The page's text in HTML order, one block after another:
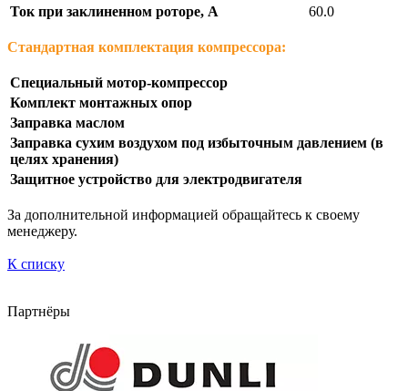
Ток при заклиненном роторе, А
60.0
Стандартная комплектация компрессора:
Специальный мотор-компрессор
Комплект монтажных опор
Заправка маслом
Заправка сухим воздухом под избыточным давлением (в
целях хранения)
Защитное устройство для электродвигателя
За дополнительной информацией обращайтесь к своему
менеджеру.
К списку
Партнёры